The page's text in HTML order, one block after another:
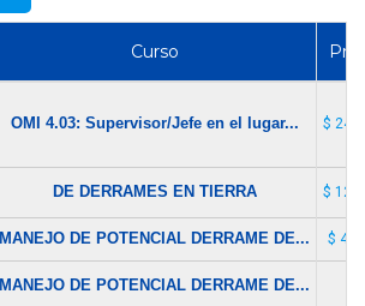
Curso
OMI 4.03: Supervisor/Jefe en el lugar... $
DE DERRAMES EN TIERRA $
MANEJO DE POTENCIAL DERRAME DE... $
MANEJO DE POTENCIAL DERRAME DE...